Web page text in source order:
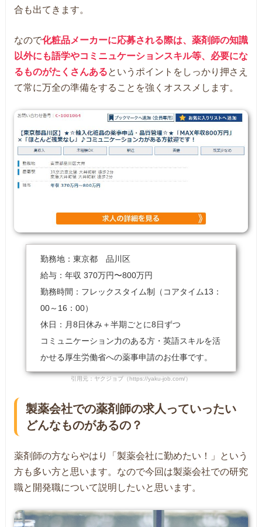
合も出てきます。
なので化粧品メーカーに応募される際は、薬剤師の知識
以外にも語学やコミニュケーションスキル等、必要にな
るものがたくさんあるというポイントをしっかり押さえ
て常に万全の準備をすることを強くオススメします。
勤務地：東京都 品川区
給与：年収 370万円〜800万円
勤務時間：フレックスタイム制（コアタイム13：
00～16：00）
休日：月8日休み＋半期ごとに8日ずつ
コミュニケーション力のある方・英語スキルを活
かせる厚生労働省への薬事申請のお仕事です。
引用元：ヤクジョブ（https://yaku-job.com/）
製薬会社での薬剤師の求人っていったい
どんなものがあるの？
薬剤師の方ならやはり「製薬会社に勤めたい！」という
方も多い方と思います。なので今回は製薬会社での研究
職と開発職について説明したいと思います。